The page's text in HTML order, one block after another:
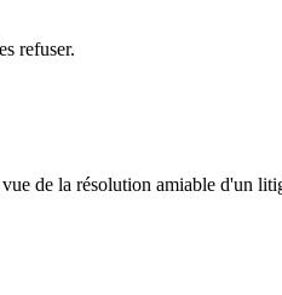
refuser.
de la résolution amiable d'un